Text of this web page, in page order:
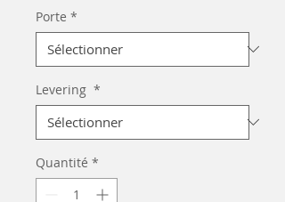
Porte *
Levering *
Quantité *